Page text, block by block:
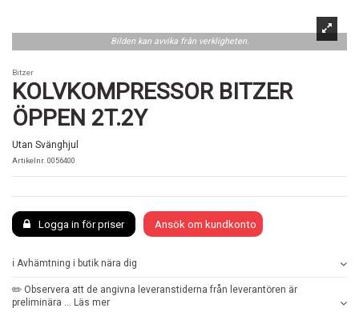
Bilden kan avvika från verkligheten.
Bitzer
KOLVKOMPRESSOR BITZER
ÖPPEN 2T.2Y
Utan Svänghjul
Artikelnr. 0056400
Logga in för priser Ansök om kundkonto
ℹ️ Avhämtning i butik nära dig
✏️ Observera att de angivna leveranstiderna från leverantören är
preliminära ... Läs mer